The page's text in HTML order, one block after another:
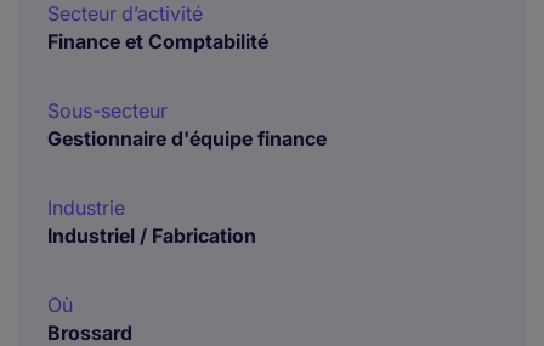
Secteur d’activité
Finance et Comptabilité
Sous-secteur
Gestionnaire d'équipe finance
Industrie
Industriel / Fabrication
Où
Brossard